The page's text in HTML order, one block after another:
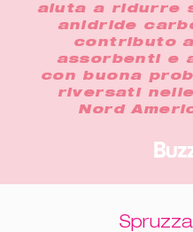
aiuta a ridurre
anidride
contributo
assorbenti e
con buona
riversati
Nord